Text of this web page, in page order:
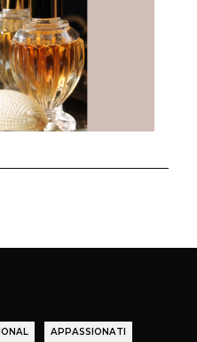
APPASSIONATI